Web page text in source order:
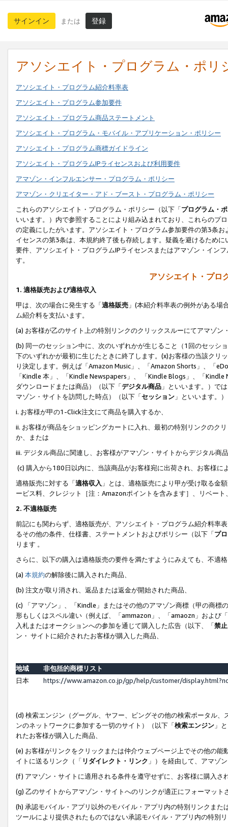
サインイン または 登録
アソシエイト・プログラム・ポリ
アソシエイト・プログラム紹介料率表
アソシエイト・プログラム参加要件
アソシエイト・プログラム商品ステートメント
アソシエイト・プログラム・モバイル・アプリケーション・ポリシー
アソシエイト・プログラム商標ガイドライン
アソシエイト・プログラムIPライセンスおよび利用要件
アマゾン・インフルエンサー・プログラム・ポリシー
アマゾン・クリエイター・アド・ブースト・プログラム・ポリシー
これらのアソシエイト・プログラム・ポリシー（以下「プログラム・
いいます。）内で参照することにより組み込まれており、これらのプ
の定義にしたがいます。アソシエイト・プログラム参加要件の第3条
イセンスの第3条は、本規約終了後も存続します。疑義を避けるため
要件、アソシエイト・プログラムIPライセンスまたはアマゾン・イン
す。
アソシエイト・プロ
1. 適格販売および適格収入
甲は、次の場合に発生する「適格販売 」(本紹介料率表の例外がある
ム紹介料を支払います。
(a) お客様が乙のサイト上の特別リンクのクリックスルーにてアマゾン
(b) 同一のセッション中に、次のいずれかが生じること（1回のセッシ
下のいずれかが最初に生じたときに終了します。(x)お客様の当該ク
り決定します。例えば「Amazon Music」、「Amazon Shorts」、「
「Kindle 本」、「Kindle Newspapers」、 「Kindle Blogs」、「
ダウンロードまたは商品）（以下「デジタル商品 」といいます。）で
マゾン・サイトを訪問した時点）（以下「セッション 」といいます。
i. お客様が甲の1-Click注文にて商品を購入するか、
ii. お客様が商品をショッピングカートに入れ、最初の特別リンクのク
か、または
iii. デジタル商品に関連し、お客様がアマゾン・サイトからデジタル
(c) 購入から180日以内に、当該商品がお客様宛に出荷され、お客様
適格販売に対する「適格収入 」とは、適格販売により甲が受け取る金
ービス料、クレジット［注：Amazonポイントを含みます］、リベー
2. 不適格販売
前記にも関わらず、適格販売が、アソシエイト・プログラム紹介料率
るその他の条件、仕様書、ステートメントおよびポリシー（以下「プ
ります 。
さらに、以下の購入は適格販売の要件を満たすようにみえても、不適
(a) 本規約の解除後に購入された商品、
(b) 注文が取り消され、返品または返金が開始された商品、
(c) 「アマゾン」、「Kindle」またはその他のアマゾン商標（甲の商
形もしくはスペル違い（例えば、「ammazon」、「amaozn」および
入札またはオークションへの参加を通じて購入した広告（以下、「禁
ン・ サイトに紹介されたお客様が購入した商品、
地域
非包括的商標リスト
日本
https://www.amazon.co.jp/gp/help/customer/
(d) 検索エンジン（グーグル、ヤフー、ビングその他の検索ポータル
ンのネットワークに参加する一切のサイト）（以下「検索エンジン 」
れたお客様が購入した商品、
(e) お客様がリンクをクリックまたは仲介ウェブページ上でその他の
イトに送るリンク（「 リダイレクト・リンク 」）を経由して、アマゾ
(f) アマゾン・サイトに適用される条件を遵守せずに、お客様に購入さ
(g) 乙のサイトからアマゾン・サイトへのリンクが適正にフォーマッ
(h) 承認モバイル・アプリ以外のモバイル・アプリ内の特別リンクま
ツールにより提供されたものではない承認モバイル・アプリ内の特別